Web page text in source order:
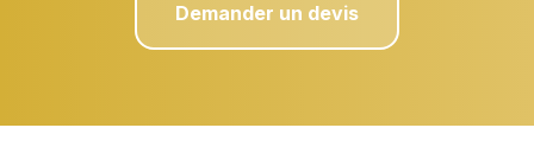
Demander un devis